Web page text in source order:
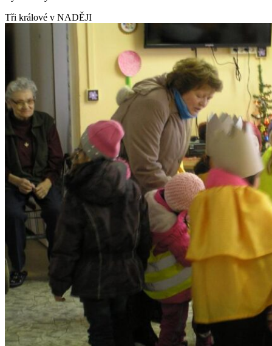
Tři králové v NADĚJI